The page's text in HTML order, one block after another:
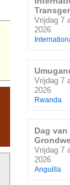
Vrijdag 7
2026
Vrijdag 7
2026
Rwanda
Dag van
Vrijdag 7
2026
Anguilla